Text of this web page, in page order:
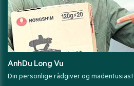
AnhDu Long Vu
Din personlige rådgiver og madentusiast